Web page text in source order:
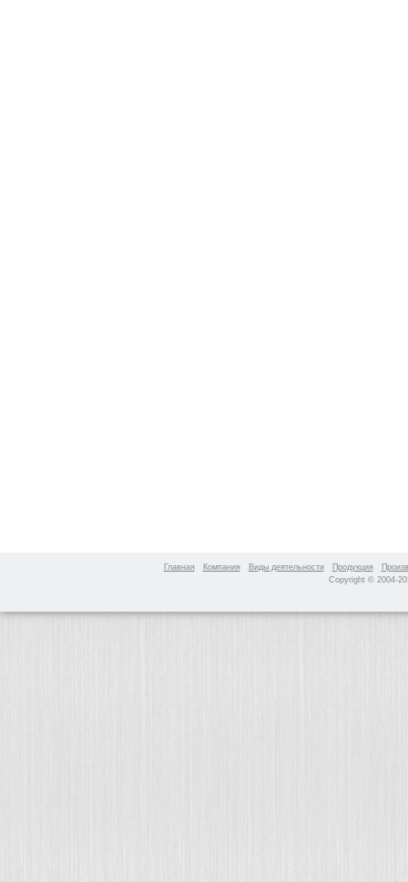
Главная Компания Виды деятельности Продукция
Copyright © 2004-